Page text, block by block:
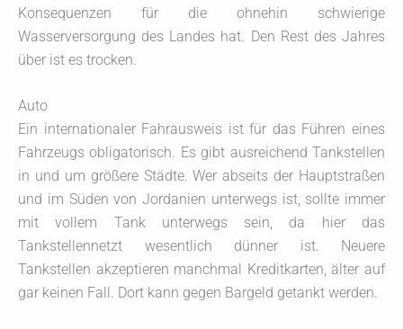
Konsequenzen für die ohnehin schwierige
Wasserversorgung des Landes hat. Den Rest des Jahres
über ist es trocken.
Auto
Ein internationaler Fahrausweis ist für das Führen eines
Fahrzeugs obligatorisch. Es gibt ausreichend Tankstellen
in und um größere Städte. Wer abseits der Hauptstraßen
und im Süden von Jordanien unterwegs ist, sollte immer
mit vollem Tank unterwegs sein, da hier das
Tankstellennetzt wesentlich dünner ist. Neuere
Tankstellen akzeptieren manchmal Kreditkarten, älter auf
gar keinen Fall. Dort kann gegen Bargeld getankt werden.